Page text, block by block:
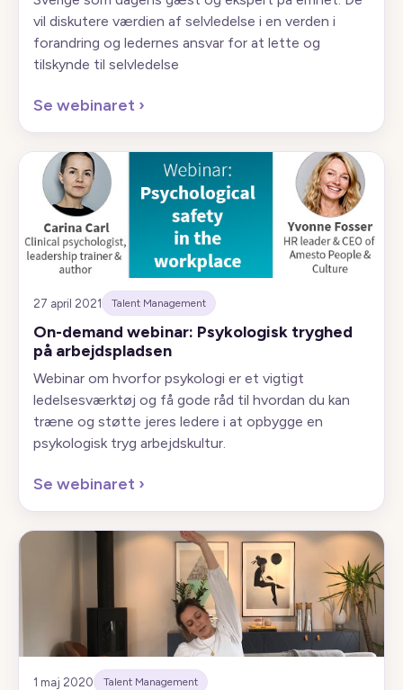
vil diskutere værdien af ​​selvledelse i en verden i
forandring og ledernes ansvar for at lette og
tilskynde til selvledelse
Se webinaret ›
27 april 2021 Talent Management
On-demand webinar: Psykologisk tryghed
på arbejdspladsen
Webinar om hvorfor psykologi er et vigtigt
ledelsesværktøj og få gode råd til hvordan du kan
træne og støtte jeres ledere i at opbygge en
psykologisk tryg arbejdskultur.
Se webinaret ›
1 maj 2020 Talent Management